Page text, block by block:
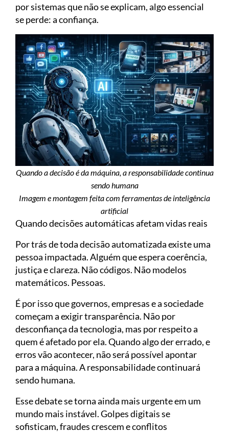
por sistemas que não se explicam, algo essencial
se perde: a confiança.
Quando a decisão é da máquina, a responsabilidade continua
sendo humana
Imagem e montagem feita com ferramentas de inteligência
artificial
Quando decisões automáticas afetam vidas reais
Por trás de toda decisão automatizada existe uma
pessoa impactada. Alguém que espera coerência,
justiça e clareza. Não códigos. Não modelos
matemáticos. Pessoas.
É por isso que governos, empresas e a sociedade
começam a exigir transparência. Não por
desconfiança da tecnologia, mas por respeito a
quem é afetado por ela. Quando algo der errado, e
erros vão acontecer, não será possível apontar
para a máquina. A responsabilidade continuará
sendo humana.
Esse debate se torna ainda mais urgente em um
mundo mais instável. Golpes digitais se
sofisticam, fraudes crescem e conflitos